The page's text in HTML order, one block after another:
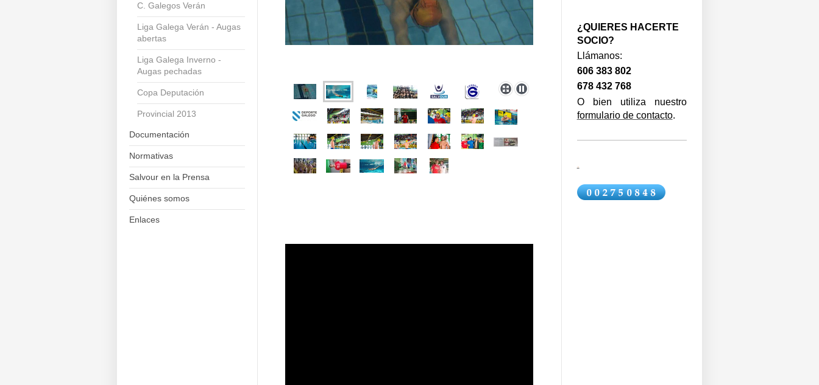
C. Galegos Verán
Liga Galega Verán - Augas
abertas
Liga Galega Inverno -
Augas pechadas
Copa Deputación
Provincial 2013
Documentación
Normativas
Salvour en la Prensa
Quiénes somos
Enlaces
¿QUIERES HACERTE
SOCIO?
Llámanos:
606 383 802
678 432 768
O bien utiliza nuestro
formulario de contacto.